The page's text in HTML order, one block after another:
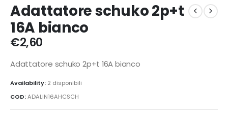
Adattatore schuko 2p+t
16A bianco
€2,60
Adattatore schuko 2p+t 16A bianco
Availability: 2 disponibili
COD:ADALIN16AHCSCH